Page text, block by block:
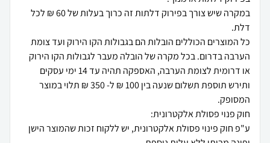
במקרה שיש צורך בפירוק דלתות זה כרוך בעלות של 60 ₪ לכל
כל המוצרים הכוללים הובלות הם בגבולות הקו הירוק ועד צומת
הערבה בדרום. בכל מקרה של הובלה מעבר לגבולות הקו הירוק
או דרומית לצומת הערבה, האספקה תהיה עד 14 ימי עסקים
ותירש תוספת תשלום שנעה בין 100 ₪ ל- 350 ₪ תלוי במוצר
ע"פ חוק פינוי פסולת אלקטרונית, יש ללקוח זכות שהמוצר הישן